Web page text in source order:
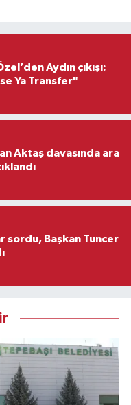
Aydın çıkışı:
Ya Transfer"
Aktaş davasında ara
sordu, Başkan Tuncer